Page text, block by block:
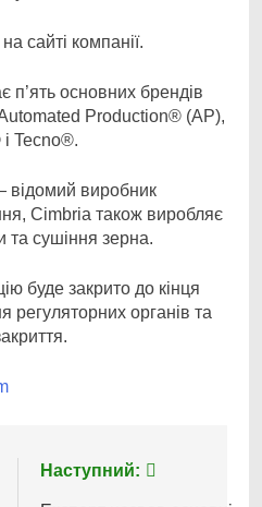
сайті компанії.
п’ять основних брендів
Production® (AP),
Tecno®.
виробник
Cimbria також виробляє
та сушіння зерна.
буде закрито до кінця
регуляторних органів та
Наступний: